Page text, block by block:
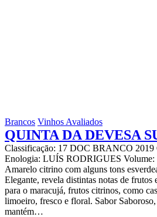
Brancos Vinhos Avaliados
QUINTA DA DEVESA
Classificaçāo: 17 DOC BRANCO 2019
Enologia: LUÍS RODRIGUES Volume:
Amarelo citrino com alguns tons
Elegante, revela distintas notas de frutos
para o maracujá, frutos citrinos, como
limoeiro, fresco e floral. Sabor
mantém…